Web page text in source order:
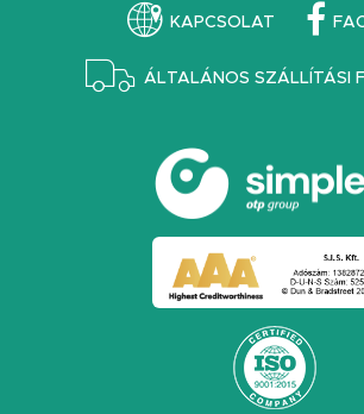
KAPCSOLAT
ÁLTALÁNOS SZÁLLÍTÁSI